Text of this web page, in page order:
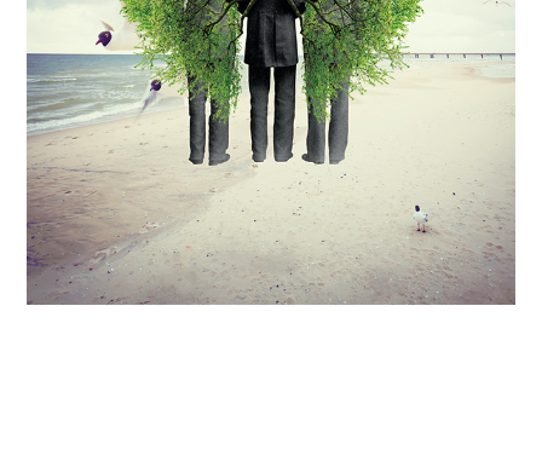
LES CHŒURS D’INSERTION
PROFESSIONNELLE
RESSOURCES MÉDIAS
ACTUALITÉS
BIBLIOTHÈQUE MUSICALE
BOUTIQUE
LOCATION D'ESPACES